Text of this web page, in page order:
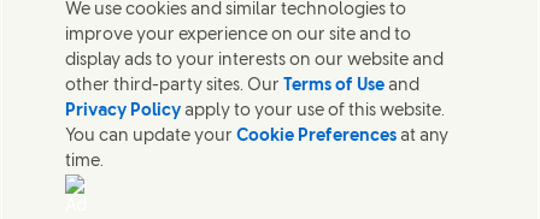
Unilever ve uzman ekipler ile temas kurun veya dünyanın
dört bir yanında iletişim kurulacak kişileri bulun.
Bize Ulaşın
Bize Ulaşın
Çerezler Hakkında Bildirim
We use cookies and similar technologies to
improve your experience on our site and to
display ads to your interests on our website and
other third-party sites. Our Terms of Use and
Privacy Policy apply to your use of this website.
You can update yourCookie Preferences at any
time.